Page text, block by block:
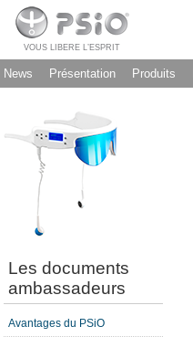
VOUS LIBERE L’ESPRIT
News Présentation Produits
Les documents
ambassadeurs
Avantages du PSiO